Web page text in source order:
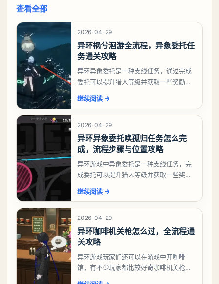
查看全部
2026-04-29
异环祸兮洄游全流程，异象委托任
务通关攻略
异环异象委托是一种支线任务，通过完成
委托可以提升猎人等级并获取一些奖励，
么做，下面就来告诉大家。异环异象委托
祸兮洄游任务攻略
继续阅读 →
2026-04-29
异环异象委托唤孤归任务怎么完
成，流程步骤与位置攻略
异环游戏中异象委托是一种支线任务，完
成委托可以提升猎人等级并获取一些奖
么做，今天游戏熊就来告诉大家。异环异
象委托唤孤归任务攻
继续阅读 →
2026-04-29
异环咖啡机关枪怎么过，全流程通
关攻略
异环游戏玩家们还可以在游戏中开咖啡
馆，有不少玩家都比较好奇咖啡机关枪应